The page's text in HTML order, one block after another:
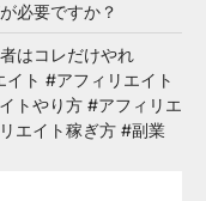
必要ですか？
はコレだけやれ
ト #アフィリエイト
トやり方 #アフィリエ
エイト稼ぎ方 #副業